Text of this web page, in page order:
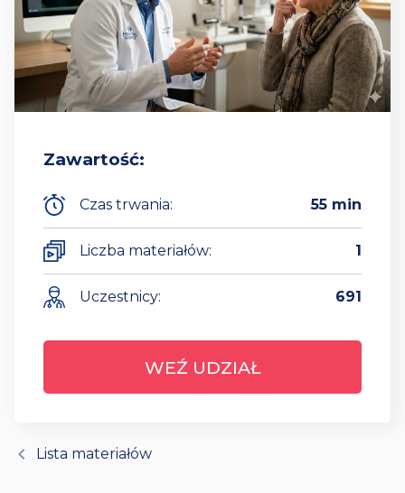
Zawartość:
Czas trwania: 55 min
Liczba materiałów: 1
Uczestnicy: 691
WEŹ UDZIAŁ
chevron_left Lista materiałów